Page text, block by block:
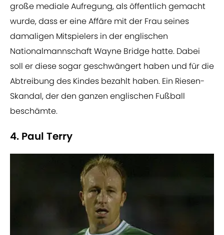
große mediale Aufregung, als öffentlich gemacht
wurde, dass er eine Affäre mit der Frau seines
damaligen Mitspielers in der englischen
Nationalmannschaft Wayne Bridge hatte. Dabei
soll er diese sogar geschwängert haben und für die
Abtreibung des Kindes bezahlt haben. Ein Riesen-
Skandal, der den ganzen englischen Fußball
beschämte.
4. Paul Terry